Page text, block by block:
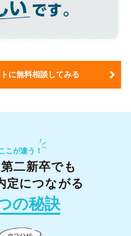
に無料相談してみる
こが違う！
二新卒でも
定につながる
の秘訣